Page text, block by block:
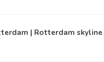
| Rotterdam skyline